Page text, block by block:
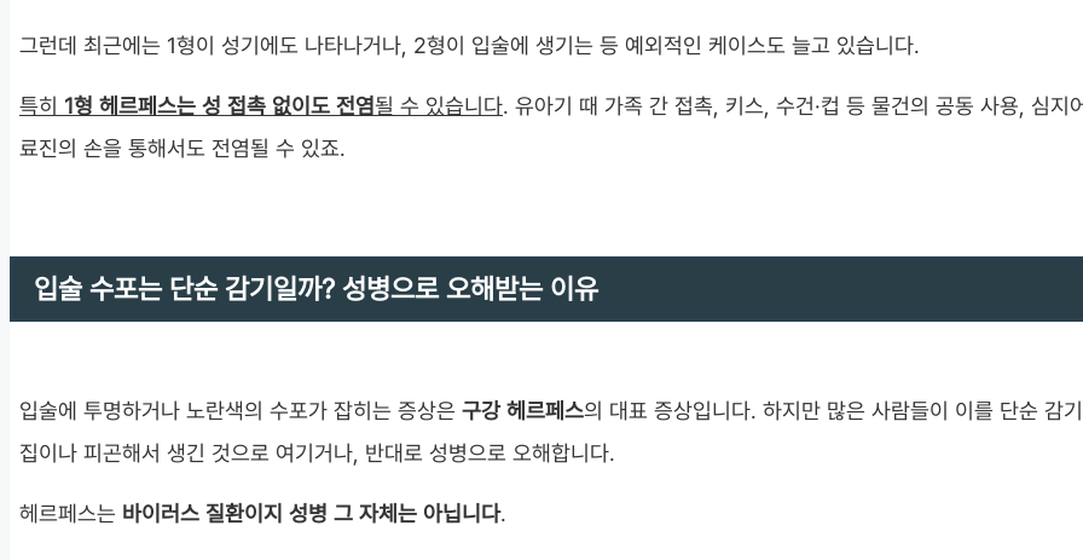
그런데 최근에는 1형이 성기에도 나타나거나, 2형이 입술에 생기는 등 예외적인 케이스도 늘고 있습니다.
특히 1형 헤르페스는 성 접촉 없이도 전염될 수 있습니다. 유아기 때 가족 간 접촉, 키스, 수건·컵 등 물건의 공동 사용, 심지
료진의 손을 통해서도 전염될 수 있죠.
입술 수포는 단순 감기일까? 성병으로 오해받는 이유
입술에 투명하거나 노란색의 수포가 잡히는 증상은 구강 헤르페스의 대표 증상입니다. 하지만 많은 사람들이 이를 단순 감
집이나 피곤해서 생긴 것으로 여기거나, 반대로 성병으로 오해합니다.
헤르페스는 바이러스 질환이지 성병 그 자체는 아닙니다.